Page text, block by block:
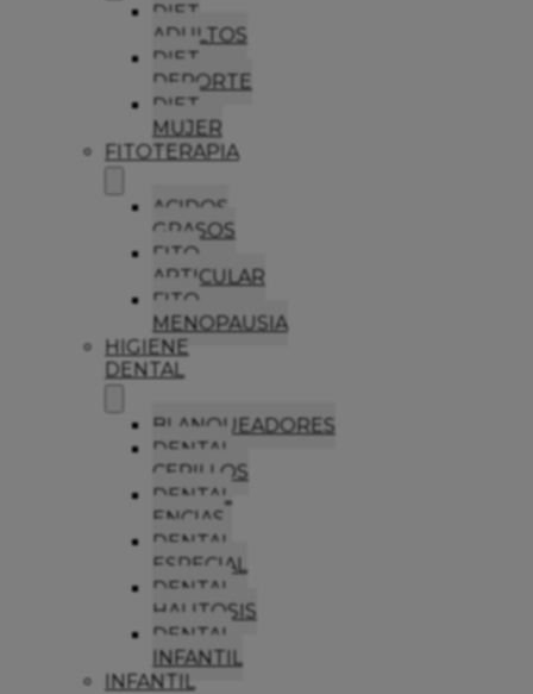
DIET
ADULTOS
DIET
DEPORTE
DIET
MUJER
FITOTERAPIA
ACIDOS
GRASOS
FITO
ARTICULAR
FITO
MENOPAUSIA
HIGIENE
DENTAL
BLANQUEADORES
DENTAL
CEPILLOS
DENTAL
ENCIAS
DENTAL
ESPECIAL
DENTAL
HALITOSIS
DENTAL
INFANTIL
INFANTIL